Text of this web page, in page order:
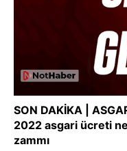
SON DAKİKA |
2022 asgari ücreti
zammı